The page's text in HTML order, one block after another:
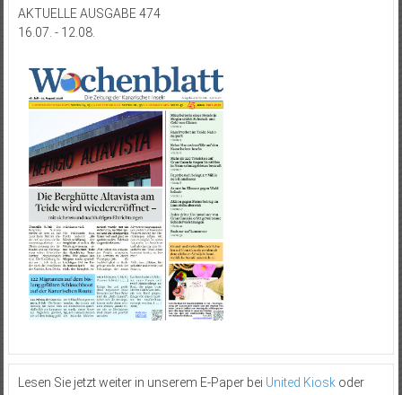
AKTUELLE AUSGABE 474
16.07. - 12.08.
Lesen Sie jetzt weiter in unserem E-Paper bei United Kioskoder